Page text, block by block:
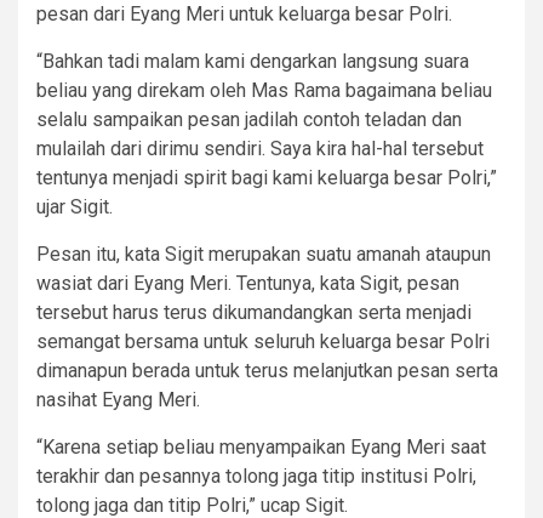
pesan dari Eyang Meri untuk keluarga besar Polri.
“Bahkan tadi malam kami dengarkan langsung suara
beliau yang direkam oleh Mas Rama bagaimana beliau
selalu sampaikan pesan jadilah contoh teladan dan
mulailah dari dirimu sendiri. Saya kira hal-hal tersebut
tentunya menjadi spirit bagi kami keluarga besar Polri,”
ujar Sigit.
Pesan itu, kata Sigit merupakan suatu amanah ataupun
wasiat dari Eyang Meri. Tentunya, kata Sigit, pesan
tersebut harus terus dikumandangkan serta menjadi
semangat bersama untuk seluruh keluarga besar Polri
dimanapun berada untuk terus melanjutkan pesan serta
nasihat Eyang Meri.
“Karena setiap beliau menyampaikan Eyang Meri saat
terakhir dan pesannya tolong jaga titip institusi Polri,
tolong jaga dan titip Polri,” ucap Sigit.